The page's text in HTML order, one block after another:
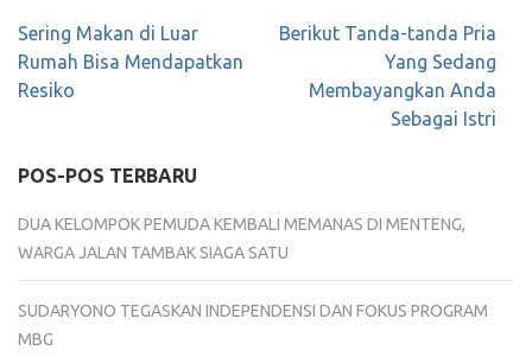
Navigasi
pos
Sering Makan di Luar
Rumah Bisa Mendapatkan
Resiko
Berikut Tanda-tanda Pria
Yang Sedang
Membayangkan Anda
Sebagai Istri
POS-POS TERBARU
DUA KELOMPOK PEMUDA KEMBALI MEMANAS DI MENTENG,
WARGA JALAN TAMBAK SIAGA SATU
SUDARYONO TEGASKAN INDEPENDENSI DAN FOKUS PROGRAM
MBG